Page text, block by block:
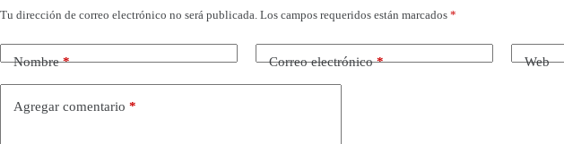
Tu dirección de correo electrónico no será publicada. Los campos requeridos están marcados *
Nombre* Correo electrónico* Web
Agregar comentario *